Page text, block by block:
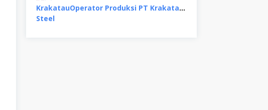
Operator Produksi PT Krakatau Steel, Binjai